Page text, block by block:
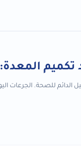
الدائم للصحة. الجرعات